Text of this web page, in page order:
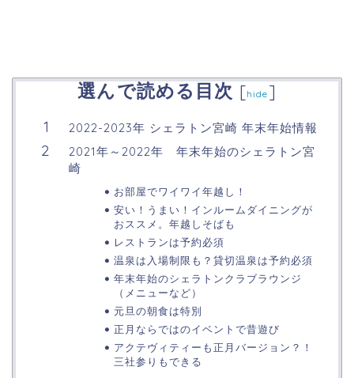
選んで読める目次 [hide ]
2022-2023年 シェラトン宮崎 年末年始情報
2021年～2022年 年末年始のシェラトン宮
崎
お部屋でワイワイ年越し！
安い！うまい！インルームダイニングが
おススメ。年越しそばも
レストランは予約必須
温泉は入場制限も？貸切温泉は予約必須
年末年始のシェラトンクラブラウンジ
（メニューなど）
元旦の朝食は特別
正月ならではのイベントで昔遊び
アクテヴィティーも正月バージョン？！
三社参りもできる